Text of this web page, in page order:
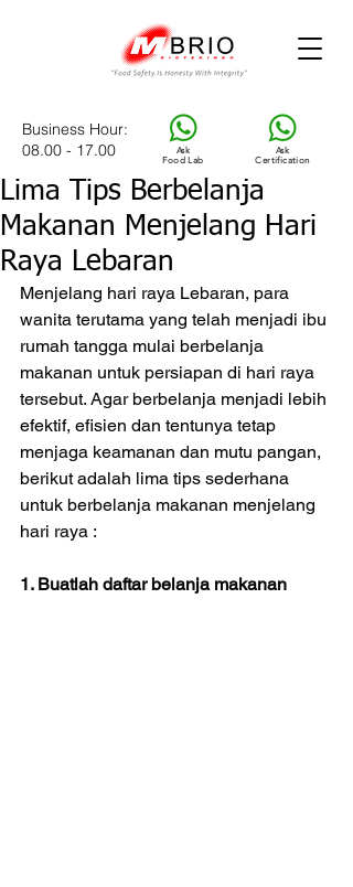
Ask
Food Lab
Ask
Certification
Business Hour:
08.00 - 17.00
Lima Tips Berbelanja
Makanan Menjelang Hari
Raya Lebaran
Menjelang hari raya Lebaran, para
wanita terutama yang telah menjadi ibu
rumah tangga mulai berbelanja
makanan untuk persiapan di hari raya
tersebut. Agar berbelanja menjadi lebih
efektif, efisien dan tentunya tetap
menjaga keamanan dan mutu pangan,
berikut adalah lima tips sederhana
untuk berbelanja makanan menjelang
hari raya :
1. Buatlah daftar belanja makanan